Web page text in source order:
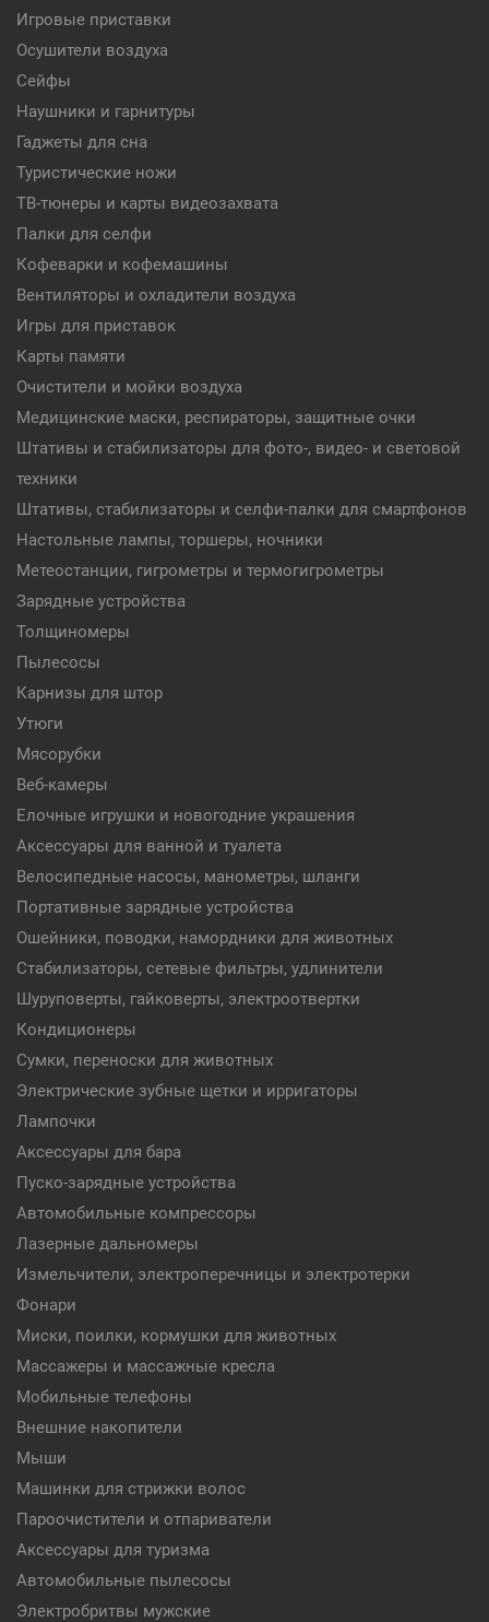
Игровые приставки
Осушители воздуха
Сейфы
Наушники и гарнитуры
Гаджеты для сна
Туристические ножи
ТВ-тюнеры и карты видеозахвата
Палки для селфи
Кофеварки и кофемашины
Вентиляторы и охладители воздуха
Игры для приставок
Карты памяти
Очистители и мойки воздуха
Медицинские маски, респираторы, защитные очки
Штативы и стабилизаторы для фото-, видео- и световой
техники
Штативы, стабилизаторы и селфи-палки для смартфонов
Настольные лампы, торшеры, ночники
Метеостанции, гигрометры и термогигрометры
Зарядные устройства
Толщиномеры
Пылесосы
Карнизы для штор
Утюги
Мясорубки
Веб-камеры
Елочные игрушки и новогодние украшения
Аксессуары для ванной и туалета
Велосипедные насосы, манометры, шланги
Портативные зарядные устройства
Ошейники, поводки, намордники для животных
Стабилизаторы, сетевые фильтры, удлинители
Шуруповерты, гайковерты, электроотвертки
Кондиционеры
Сумки, переноски для животных
Электрические зубные щетки и ирригаторы
Лампочки
Аксессуары для бара
Пуско-зарядные устройства
Автомобильные компрессоры
Лазерные дальномеры
Измельчители, электроперечницы и электротерки
Фонари
Миски, поилки, кормушки для животных
Массажеры и массажные кресла
Мобильные телефоны
Внешние накопители
Мыши
Машинки для стрижки волос
Пароочистители и отпариватели
Аксессуары для туризма
Автомобильные пылесосы
Электробритвы мужские